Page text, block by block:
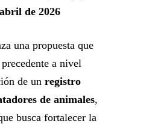
de 2026
una propuesta que
a nivel
de un registro
de animales,
busca fortalecer la